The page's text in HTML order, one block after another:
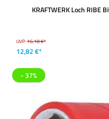
KRAFTWERK Loch RIBE
UVP:16,18 €*
12,82 €*
- 37%